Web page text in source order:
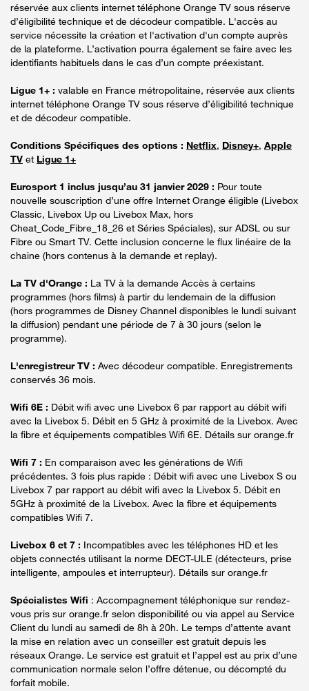
réservée aux clients internet téléphone Orange TV sous réserve
d’éligibilité technique et de décodeur compatible. L'accès au
service nécessite la création et l'activation d'un compte auprès
de la plateforme. L’activation pourra également se faire avec les
identifiants habituels dans le cas d’un compte préexistant.
Ligue 1+ : valable en France métropolitaine, réservée aux clients
internet téléphone Orange TV sous réserve d’éligibilité technique
et de décodeur compatible.
Conditions Spécifiques des options : Netflix, Disney+, Apple
TV et Ligue 1+
Eurosport 1 inclus jusqu’au 31 janvier 2029 : Pour toute
nouvelle souscription d’une offre Internet Orange éligible (Livebox
Classic, Livebox Up ou Livebox Max, hors
Cheat_Code_Fibre_18_26 et Séries Spéciales), sur ADSL ou sur
Fibre ou Smart TV. Cette inclusion concerne le flux linéaire de la
chaine (hors contenus à la demande et replay).
La TV d'Orange : La TV à la demande Accès à certains
programmes (hors films) à partir du lendemain de la diffusion
(hors programmes de Disney Channel disponibles le lundi suivant
la diffusion) pendant une période de 7 à 30 jours (selon le
programme).
L'enregistreur TV : Avec décodeur compatible. Enregistrements
conservés 36 mois.
Wifi 6E : Débit wifi avec une Livebox 6 par rapport au débit wifi
avec la Livebox 5. Débit en 5 GHz à proximité de la Livebox. Avec
la fibre et équipements compatibles Wifi 6E. Détails sur orange.fr
Wifi 7 : En comparaison avec les générations de Wifi
précédentes. 3 fois plus rapide : Débit wifi avec une Livebox S ou
Livebox 7 par rapport au débit wifi avec la Livebox 5. Débit en
5GHz à proximité de la Livebox. Avec la fibre et équipements
compatibles Wifi 7.
Livebox 6 et 7 : Incompatibles avec les téléphones HD et les
objets connectés utilisant la norme DECT-ULE (détecteurs, prise
intelligente, ampoules et interrupteur). Détails sur orange.fr
Spécialistes Wifi : Accompagnement téléphonique sur rendez-
vous pris sur orange.fr selon disponibilité ou via appel au Service
Client du lundi au samedi de 8h à 20h. Le temps d’attente avant
la mise en relation avec un conseiller est gratuit depuis les
réseaux Orange. Le service est gratuit et l’appel est au prix d’une
communication normale selon l’offre détenue, ou décompté du
forfait mobile.